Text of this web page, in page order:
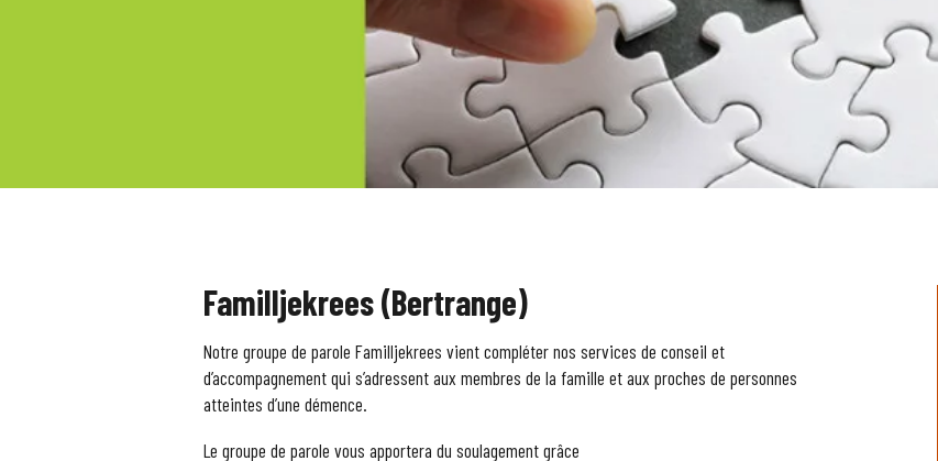
Familljekrees (Bertrange)
Notre groupe de parole Familljekrees vient compléter nos services de conseil et
d’accompagnement qui s’adressent aux membres de la famille et aux proches de personnes
atteintes d’une démence.
Le groupe de parole vous apportera du soulagement grâce